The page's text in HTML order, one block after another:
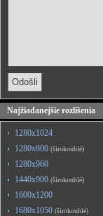
Najžiadanejšie rozlíšenia
1280x1024
1280x800 (širokouhlé)
1280x960
1440x900 (širokouhlé)
1600x1200
1680x1050 (širokouhlé)